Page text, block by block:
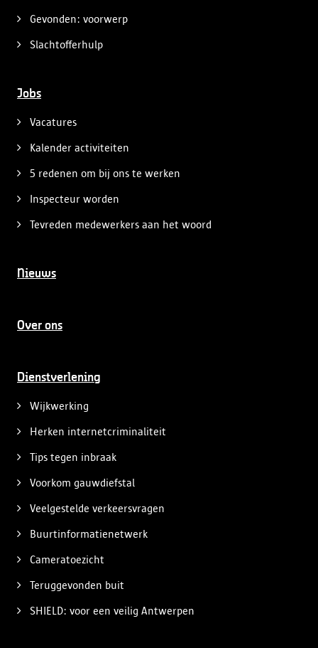
Gevonden: voorwerp
Slachtofferhulp
Jobs
Vacatures
Kalender activiteiten
5 redenen om bij ons te werken
Inspecteur worden
Tevreden medewerkers aan het woord
Nieuws
Over ons
Dienstverlening
Wijkwerking
Herken internetcriminaliteit
Tips tegen inbraak
Voorkom gauwdiefstal
Veelgestelde verkeersvragen
Buurtinformatienetwerk
Cameratoezicht
Teruggevonden buit
SHIELD: voor een veilig Antwerpen